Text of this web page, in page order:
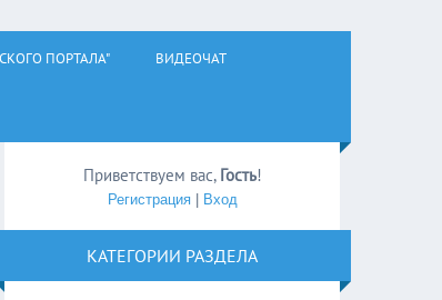
ПОРТАЛА" ВИДЕОЧАТ
Приветствуем вас, Гость!
Регистрация| Вход
КАТЕГОРИИ РАЗДЕЛА